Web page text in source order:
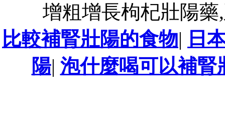
增粗增長枸杞壯陽
比較補腎壯陽的食物| 日
陽| 泡什麼喝可以補腎